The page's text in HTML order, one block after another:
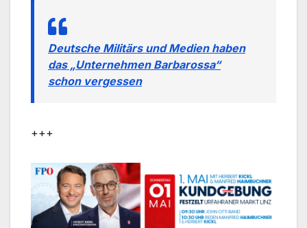
Deutsche Militärs und Medien haben
das „Unternehmen Barbarossa“
schon vergessen
+++